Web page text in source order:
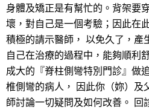
身體及矯正是有幫忙的。背架要
壞，對自己是一個考驗；因此在
積極的請示醫師， 以免久了，產
自己在治療的過程中，能夠順利
成大的『脊柱側彎特別門診』做
椎側彎的病人， 因此你（妳）及
師討論一切疑問及如何改善。 回